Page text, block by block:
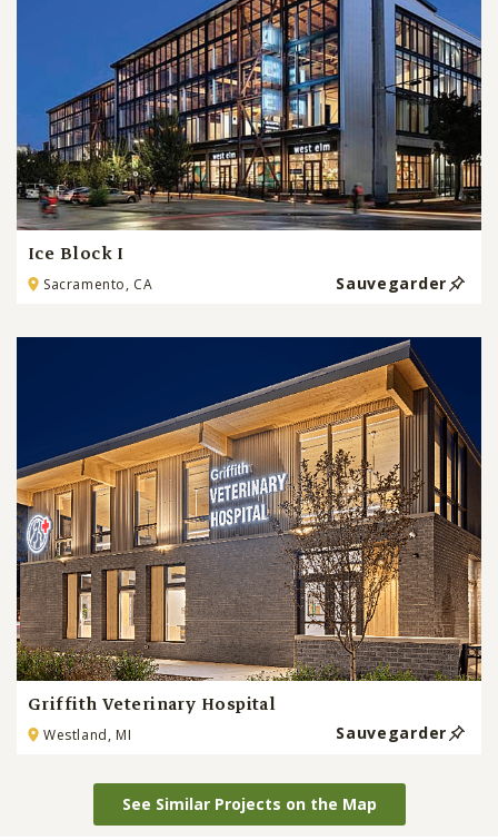
Ice Block I
Sacramento, CA Sauvegarder
Griffith Veterinary Hospital
Westland, MI Sauvegarder
See Similar Projects on the Map